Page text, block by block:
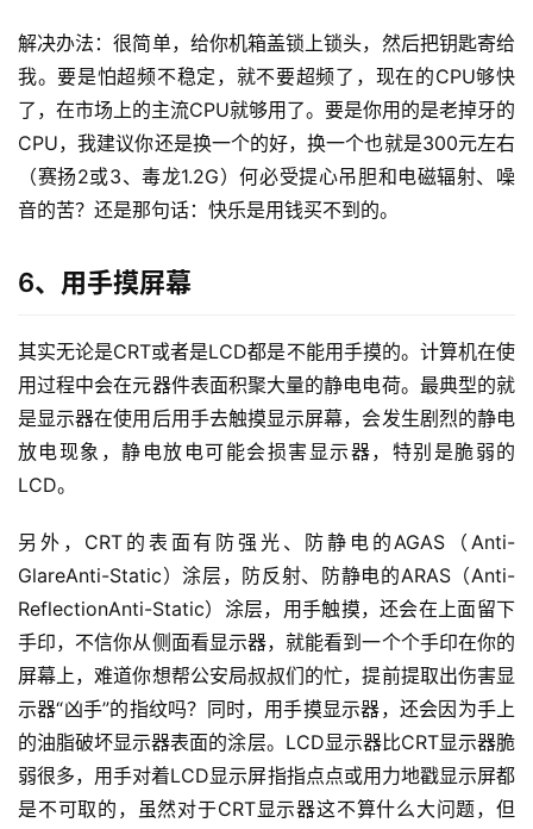
解决办法：很简单，给你机箱盖锁上锁头，然后把钥匙寄给
我。要是怕超频不稳定，就不要超频了，现在的CPU够快
了，在市场上的主流CPU就够用了。要是你用的是老掉牙的
CPU，我建议你还是换一个的好，换一个也就是300元左右
（赛扬2或3、毒龙1.2G）何必受提心吊胆和电磁辐射、噪
音的苦？还是那句话：快乐是用钱买不到的。
6、用手摸屏幕
其实无论是CRT或者是LCD都是不能用手摸的。计算机在使
用过程中会在元器件表面积聚大量的静电电荷。最典型的就
是显示器在使用后用手去触摸显示屏幕，会发生剧烈的静电
放电现象，静电放电可能会损害显示器，特别是脆弱的
LCD。
另外，CRT的表面有防强光、防静电的AGAS（Anti-
GlareAnti-Static）涂层，防反射、防静电的ARAS（Anti-
ReflectionAnti-Static）涂层，用手触摸，还会在上面留下
手印，不信你从侧面看显示器，就能看到一个个手印在你的
屏幕上，难道你想帮公安局叔叔们的忙，提前提取出伤害显
示器“凶手”的指纹吗？同时，用手摸显示器，还会因为手上
的油脂破坏显示器表面的涂层。LCD显示器比CRT显示器脆
弱很多，用手对着LCD显示屏指指点点或用力地戳显示屏都
是不可取的，虽然对于CRT显示器这不算什么大问题，但